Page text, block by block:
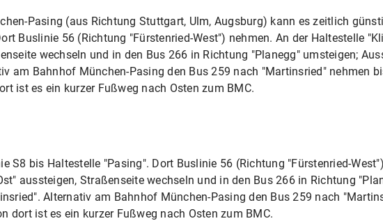
Pasing (aus Richtung Stuttgart, Ulm, Augsburg) kann es zeitlich
Buslinie 56 (Richtung "Fürstenried-West") nehmen. An der Haltestelle
wechseln und in den Bus 266 in Richtung "Planegg" umsteigen;
am Bahnhof München-Pasing den Bus 259 nach "Martinsried" nehmen
ist es ein kurzer Fußweg nach Osten zum BMC.
S8 bis Haltestelle "Pasing". Dort Buslinie 56 (Richtung "Fürstenried-
aussteigen, Straßenseite wechseln und in den Bus 266 in Richtung
Alternativ am Bahnhof München-Pasing den Bus 259 nach
dort ist es ein kurzer Fußweg nach Osten zum BMC.